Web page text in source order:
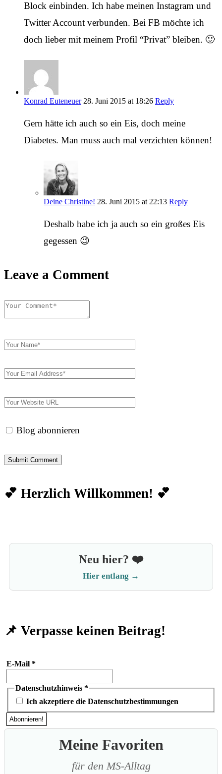
Block einbinden. Ich habe meinen Instagram und
Twitter Account verbunden. Bei FB möchte ich
doch lieber mit meinem Profil “Privat” bleiben. 🙂
Konrad Euteneuer 28. Juni 2015 at 18:26 Reply
Gern hätte ich auch so ein Eis, doch meine
Diabetes. Man muss auch mal verzichten können!
Deine Christine! 28. Juni 2015 at 22:13 Reply
Deshalb habe ich ja auch so ein großes Eis
gegessen 😉
Leave a Comment
Blog abonnieren
💕 Herzlich Willkommen! 💕
Neu hier? ❤️
Hier entlang →
📌 Verpasse keinen Beitrag!
E-Mail *
Datenschutzhinweis *
Ich akzeptiere die Datenschutzbestimmungen
Meine Favoriten
für den MS-Alltag